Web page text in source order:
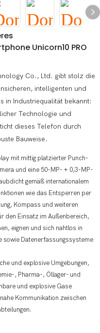
Unicorn10 PRO
Co., Ltd. gibt stolz die
intelligenten und
in Industriequalität bekannt:
Technologie und
dieses Telefon durch
Bauweise.
mit mittig platzierter Punch-
und eine 50-MP- + 0,3-MP-
gemäß internationalem
wie das Entsperren per
Kompass und weiteren
den Einsatz im Außenbereich,
eignen und sich nahtlos in
sowie Datenerfassungssysteme
und explosive Umgebungen,
, Pharma-, Öllager- und
und explosive Gase
Kommunikation zwischen